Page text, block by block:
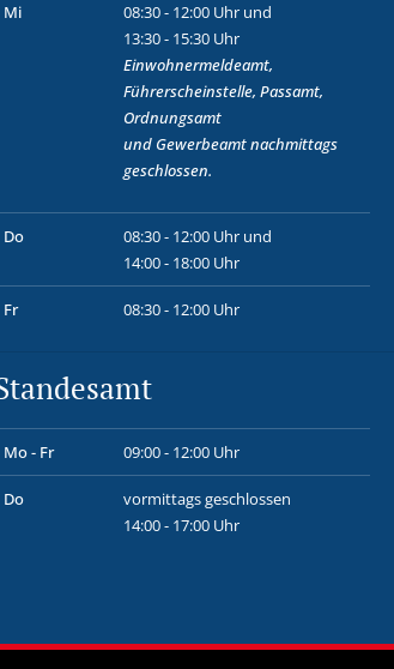
Mi
08:30 - 12:00 Uhr und
13:30 - 15:30 Uhr
Einwohnermeldeamt,
Führerscheinstelle, Passamt,
Ordnungsamt
und Gewerbeamtnachmittags
geschlossen.
Do
08:30 - 12:00 Uhr und
14:00 - 18:00 Uhr
Fr 08:30 - 12:00 Uhr
Mo - Fr 09:00 - 12:00 Uhr
Do
vormittags geschlossen
14:00 - 17:00 Uhr